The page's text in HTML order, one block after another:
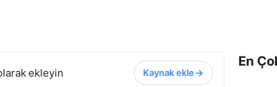
ekleyin Kaynak ekle
En